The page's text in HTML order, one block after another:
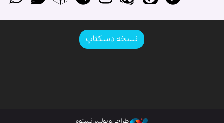
نسخه دسکتاپ
طراحی و تولید: نستوه